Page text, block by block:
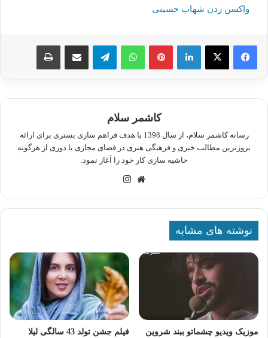
واکسن زدن شهاب حسینی
لینکدین پینترستواتس آپ تلگرام اشتراک گذاری از طریق ایمیل چاپ
کاشمر سلام
رسانه کاشمر سلام، از سال 1398 با هدف فراهم سازی بستری برای ارائه
بروزترین مطالب خبری و فرهنگی هنری در فضای مجازی با دوری از هرگونه
حاشیه سازی کار خود را آغاز نمود.
وبسایت
نوشته های مشابه
موزیک ویدیو چشماتو ببند شروین
فیلم جشن تولد 43 سالگی لیلا